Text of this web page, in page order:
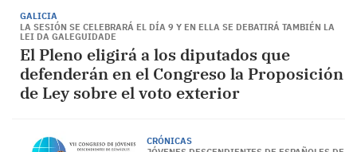
GALICIA
LA SESIÓN SE CELEBRARÁ EL DÍA 9 Y EN ELLA SE DEBATIRÁ TAMBIÉN LA
LEI DA GALEGUIDADE
El Pleno eligirá a los diputados que
defenderán en el Congreso la Proposición
de Ley sobre el voto exterior
CRÓNICAS